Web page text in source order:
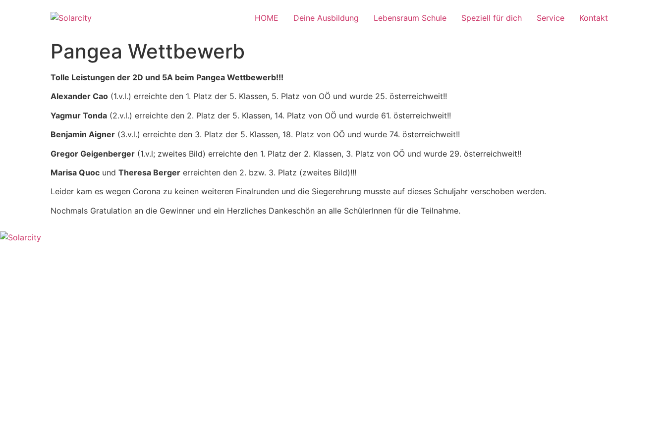
HOME Deine Ausbildung Lebensraum Schule Speziell für dich Service Kontakt
Pangea Wettbewerb
Tolle Leistungen der 2D und 5A beim Pangea Wettbewerb!!!
Alexander Cao (1.v.l.) erreichte den 1. Platz der 5. Klassen, 5. Platz von OÖ und wurde 25. österreichweit!!
Yagmur Tonda (2.v.l.) erreichte den 2. Platz der 5. Klassen, 14. Platz von OÖ und wurde 61. österreichweit!!
Benjamin Aigner (3.v.l.) erreichte den 3. Platz der 5. Klassen, 18. Platz von OÖ und wurde 74. österreichweit!!
Gregor Geigenberger (1.v.l; zweites Bild) erreichte den 1. Platz der 2. Klassen, 3. Platz von OÖ und wurde 29. österreichweit!!
Marisa Quoc und Theresa Berger erreichten den 2. bzw. 3. Platz (zweites Bild)!!!
Leider kam es wegen Corona zu keinen weiteren Finalrunden und die Siegerehrung musste auf dieses Schuljahr verschoben werden.
Nochmals Gratulation an die Gewinner und ein Herzliches Dankeschön an alle SchülerInnen für die Teilnahme.